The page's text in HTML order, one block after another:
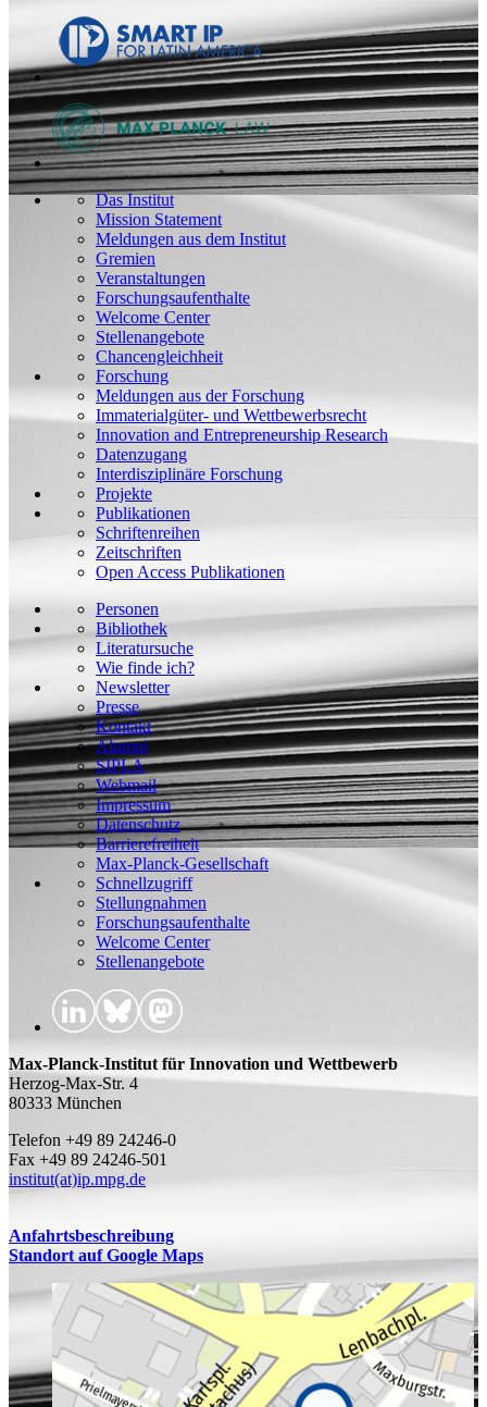
Das Institut
Mission Statement
Meldungen aus dem Institut
Gremien
Veranstaltungen
Forschungsaufenthalte
Welcome Center
Stellenangebote
Chancengleichheit
Forschung
Meldungen aus der Forschung
Immaterialgüter- und Wettbewerbsrecht
Innovation and Entrepreneurship Research
Datenzugang
Interdisziplinäre Forschung
Projekte
Publikationen
Schriftenreihen
Zeitschriften
Open Access Publikationen
Personen
Bibliothek
Literatursuche
Wie finde ich?
Newsletter
Presse
Kontakt
Alumni
SIPLA
Webmail
Impressum
Datenschutz
Barrierefreiheit
Max-Planck-Gesellschaft
Schnellzugriff
Stellungnahmen
Forschungsaufenthalte
Welcome Center
Stellenangebote
Max-Planck-Institut für Innovation und Wettbewerb
Herzog-Max-Str. 4
80333 München
Telefon +49 89 24246-0
Fax +49 89 24246-501
institut(at)ip.mpg.de
Anfahrtsbeschreibung
Standort auf Google Maps